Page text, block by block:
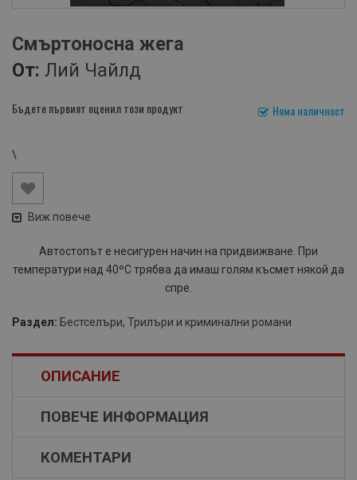
Смъртоносна жега
От: Лий Чайлд
Няма наличност
Бъдете първият оценил този продукт
\
Виж повече
Автостопът е несигурен начин на придвижване. При
температури над 40ºC трябва да имаш голям късмет някой да
спре.
Раздел: Бестселъри, Трилъри и криминални романи
ОПИСАНИЕ
ПОВЕЧЕ ИНФОРМАЦИЯ
КОМЕНТАРИ